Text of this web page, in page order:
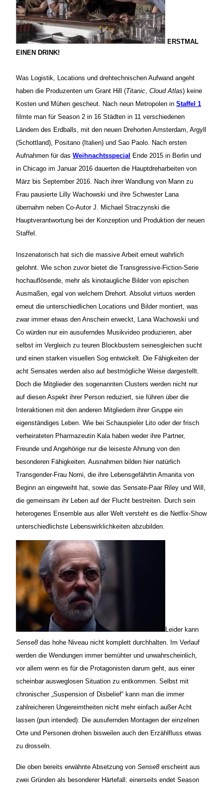
ERSTMAL
EINEN DRINK!
Was Logistik, Locations und drehtechnischen Aufwand angeht
haben die Produzenten um Grant Hill (Titanic, Cloud Atlas) keine
Kosten und Mühen gescheut. Nach neun Metropolen in Staffel 1
filmte man für Season 2 in 16 Städten in 11 verschiedenen
Ländern des Erdballs, mit den neuen Drehorten Amsterdam, Argyll
(Schottland), Positano (Italien) und Sao Paolo. Nach ersten
Aufnahmen für das Weihnachtsspecial Ende 2015 in Berlin und
in Chicago im Januar 2016 dauerten die Hauptdreharbeiten von
März bis September 2016. Nach ihrer Wandlung von Mann zu
Frau pausierte Lilly Wachowski und ihre Schwester Lana
übernahm neben Co-Autor J. Michael Straczynski die
Hauptverantwortung bei der Konzeption und Produktion der neuen
Staffel.
Inszenatorisch hat sich die massive Arbeit erneut wahrlich
gelohnt. Wie schon zuvor bietet die Transgressive-Fiction-Serie
hochauflösende, mehr als kinotaugliche Bilder von epischen
Ausmaßen, egal von welchem Drehort. Absolut virtuos werden
erneut die unterschiedlichen Locations und Bilder montiert, was
zwar immer etwas den Anschein erweckt, Lana Wachowski und
Co würden nur ein ausuferndes Musikvideo produzieren, aber
selbst im Vergleich zu teuren Blockbustern seinesgleichen sucht
und einen starken visuellen Sog entwickelt. Die Fähigkeiten der
acht Sensates werden also auf bestmögliche Weise dargestellt.
Doch die Mitglieder des sogenannten Clusters werden nicht nur
auf diesen Aspekt ihrer Person reduziert, sie führen über die
Interaktionen mit den anderen Mitgliedern ihrer Gruppe ein
eigenständiges Leben. Wie bei Schauspieler Lito oder der frisch
verheirateten Pharmazeutin Kala haben weder ihre Partner,
Freunde und Angehörige nur die leiseste Ahnung von den
besonderen Fähigkeiten. Ausnahmen bilden hier natürlich
Transgender-Frau Nomi, die ihre Lebensgefährtin Amanita von
Beginn an eingeweiht hat, sowie das Sensate-Paar Riley und Will,
die gemeinsam ihr Leben auf der Flucht bestreiten. Durch sein
heterogenes Ensemble aus aller Welt versteht es die Netflix-Show
unterschiedlichste Lebenswirklichkeiten abzubilden.
Leider kann
Sense8das hohe Niveau nicht komplett durchhalten. Im Verlauf
werden die Wendungen immer bemühter und unwahrscheinlich,
vor allem wenn es für die Protagonisten darum geht, aus einer
scheinbar ausweglosen Situation zu entkommen. Selbst mit
chronischer „Suspension of Disbelief“ kann man die immer
zahlreicheren Ungereimtheiten nicht mehr einfach außer Acht
lassen (pun intended). Die ausufernden Montagen der einzelnen
Orte und Personen drohen bisweilen auch den Erzählfluss etwas
zu drosseln.
Die oben bereits erwähnte Absetzung von Sense8erscheint aus
zwei Gründen als besonderer Härtefall: einerseits endet Season